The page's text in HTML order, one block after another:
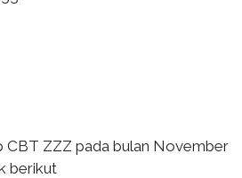
CBT ZZZ pada bulan November
berikut